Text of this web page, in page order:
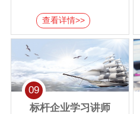
查看详情>>
09
标杆企业学习讲师